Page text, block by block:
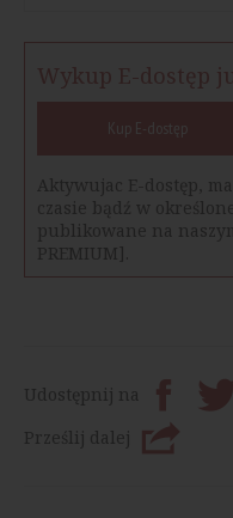
Wykup E-dostęp
Kup E-dostęp
Aktywujac E-dostęp,
czasie bądź w
publikowane na
PREMIUM].
Udostępnij na
Prześlij dalej